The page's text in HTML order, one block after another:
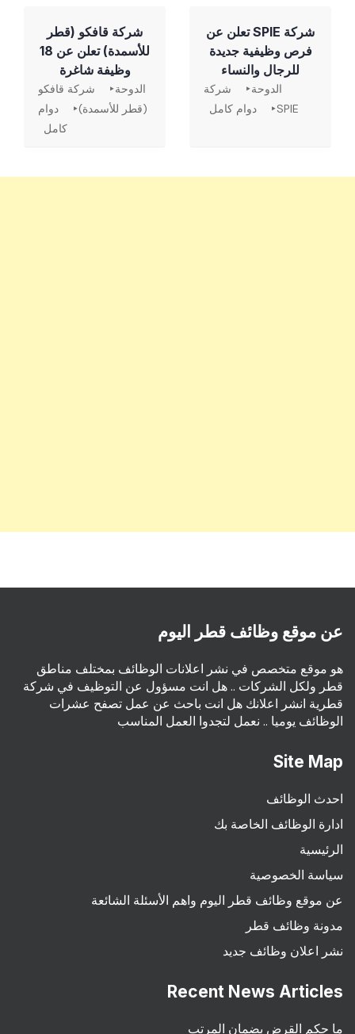
شركة SPIE تعلن عن
فرص وظيفية جديدة
للرجال والنساء
الدوحة
شركة
SPIE
دوام كامل
شركة قافكو (قطر
للأسمدة) تعلن عن 18
وظيفة شاغرة
الدوحة
شركة قافكو
(قطر للأسمدة)
دوام
كامل
عن موقع وظائف قطر اليوم
هو موقع متخصص في نشر اعلانات الوظائف بمختلف مناطق
قطر ولكل الشركات .. هل انت مسؤول عن التوظيف في شركة
قطرية انشر اعلانك هل انت باحث عن عمل تصفح عشرات
الوظائف يوميا .. نعمل لتجدوا العمل المناسب
Site Map
احدث الوظائف
ادارة الوظائف الخاصة بك
الرئيسية
سياسة الخصوصية
عن موقع وظائف قطر اليوم واهم الأسئلة الشائعة
مدونة وظائف قطر
نشر اعلان وظائف جديد
Recent News Articles
ما حكم القرض بضمان المرتب